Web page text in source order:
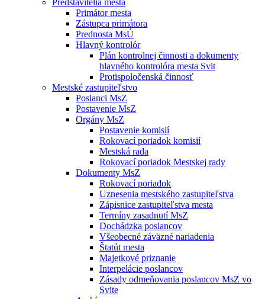
Predstavitelia mesta
Primátor mesta
Zástupca primátora
Prednosta MsÚ
Hlavný kontrolór
Plán kontrolnej činnosti a dokumenty
hlavného kontrolóra mesta Svit
Protispoločenská činnosť
Mestské zastupiteľstvo
Poslanci MsZ
Postavenie MsZ
Orgány MsZ
Postavenie komisií
Rokovací poriadok komisií
Mestská rada
Rokovací poriadok Mestskej rady
Dokumenty MsZ
Rokovací poriadok
Uznesenia mestského zastupiteľstva
Zápisnice zastupiteľstva mesta
Termíny zasadnutí MsZ
Dochádzka poslancov
Všeobecné záväzné nariadenia
Štatút mesta
Majetkové priznanie
Interpelácie poslancov
Zásady odmeňovania poslancov MsZ vo
Svite